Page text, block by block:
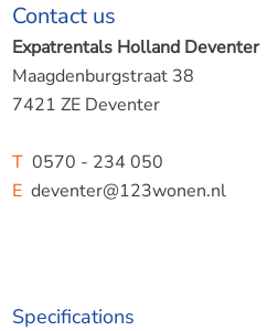
Contact us
Expatrentals Holland Deventer
Maagdenburgstraat 38
7421 ZE Deventer
T0570 - 234 050
Edeventer@123wonen.nl
Specifications